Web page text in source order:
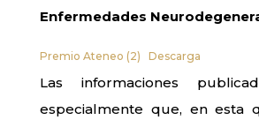
Enfermedades
Premio Ateneo (2) Descarga
Las informaciones
especialmente que, en esta